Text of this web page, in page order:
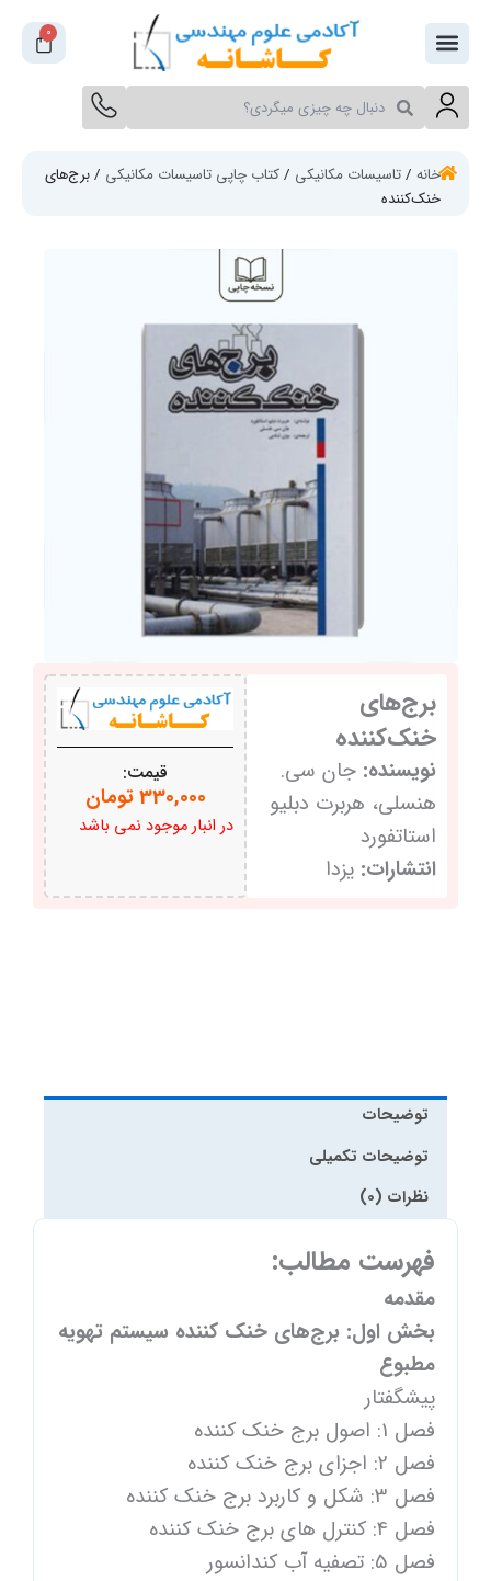
محتوا
0
سبد
خرید
جستجو
کنید
جستجو
کنید
خانه /تاسیسات مکانیکی /کتاب چاپی تاسیسات مکانیکی / برج‌های
خنک‌کننده
برج‌های
خنک‌کننده
نویسنده: جان سی.
هنسلی، هربرت دبلیو
استاتفورد
انتشارات: یزدا
قیمت:
330,000تومان
در انبار موجود نمی باشد
توضیحات
توضیحات تکمیلی
نظرات (0)
فهرست مطالب:
مقدمه
بخش اول: برج‌های خنک کننده سیستم تهویه
مطبوع
پیشگفتار
فصل 1: اصول برج خنک کننده
فصل 2: اجزای برج خنک کننده
فصل 3: شکل و کاربرد برج خنک کننده
فصل 4: کنترل های برج خنک کننده
فصل 5: تصفیه آب کندانسور